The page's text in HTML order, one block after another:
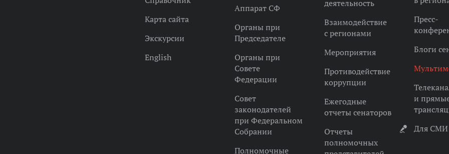
Карта сайта
Экскурсии
English
Аппарат СФ
Органы при
Председателе
Органы при
Совете
Федерации
Совет
законодателей
при Федеральном
Собрании
Полномочные
деятельность
Взаимодействие
с регионами
Мероприятия
Противодействие
коррупции
Ежегодные
отчеты сенаторов
Отчеты
полномочных
Пресс-
Блоги
и
Для СМИ